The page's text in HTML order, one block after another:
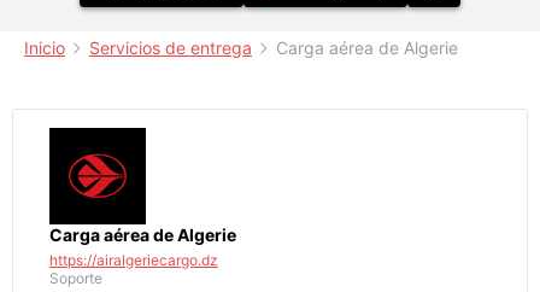
Inicio Servicios de entrega Carga aérea de Algerie
Carga aérea de Algerie
https://airalgeriecargo.dz
Soporte